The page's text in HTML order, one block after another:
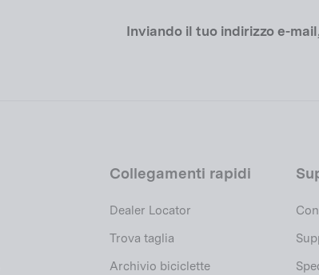
Inviando il tuo indirizzo e-
Collegamenti rapidi
Dealer Locator
Trova taglia
Archivio biciclette